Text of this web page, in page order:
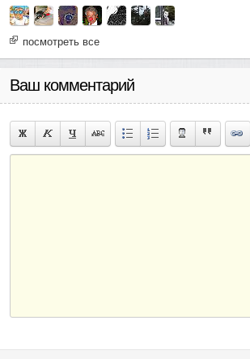
посмотреть все
Ваш комментарий